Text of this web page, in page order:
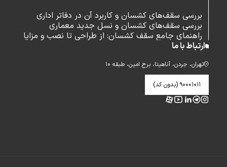
بررسی سقف‌های کشسان و کاربرد آن در دفاتر اداری
بررسی سقف‌های کشسان و نسل جدید معماری
راهنمای جامع سقف کشسان: از طراحی تا نصب و مزایا
ارتباط با ما
تهران، جردن، آناهیتا، برج امین، طبقه ۱۰
۹۰۰۰۱۰۱۱ (بدون کد)